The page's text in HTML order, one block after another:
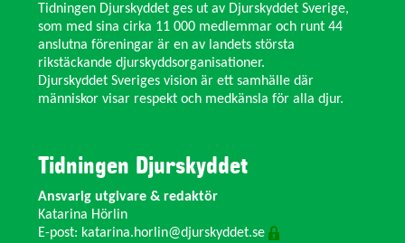
Tidningen Djurskyddet ges ut av Djurskyddet Sverige,
som med sina cirka 11 000 medlemmar och runt 44
anslutna föreningar är en av landets största
rikstäckande djurskyddsorganisationer.
Djurskyddet Sveriges vision är ett samhälle där
människor visar respekt och medkänsla för alla djur.
Tidningen Djurskyddet
Ansvarig utgivare & redaktör
Katarina Hörlin
E-post: katarina.horlin@djurskyddet.se